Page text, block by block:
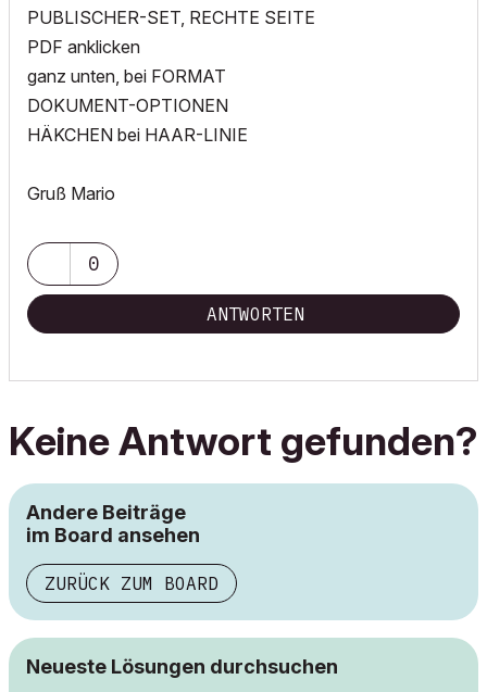
PUBLISCHER-SET, RECHTE SEITE
PDF anklicken
ganz unten, bei FORMAT
DOKUMENT-OPTIONEN
HÄKCHEN bei HAAR-LINIE
Gruß Mario
0
ANTWORTEN
Keine Antwort gefunden?
Andere Beiträge
im Board ansehen
ZURÜCK ZUM BOARD
Neueste Lösungen durchsuchen